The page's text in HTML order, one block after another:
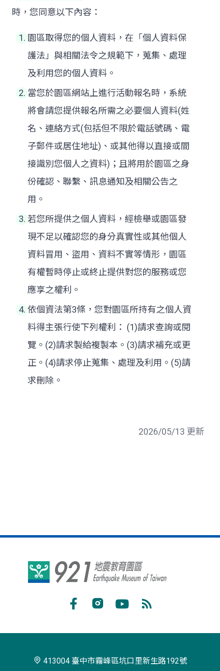
時，您同意以下內容：
園區取得您的個人資料，在「個人資料保
護法」與相關法令之規範下，蒐集、處理
及利用您的個人資料。
當您於園區網站上進行活動報名時，系統
將會請您提供報名所需之必要個人資料(姓
名、連絡方式(包括但不限於電話號碼、電
子郵件或居住地址)、或其他得以直接或間
接識別您個人之資料)；且將用於園區之身
份確認、聯繫、訊息通知及相關公告之
用。
若您所提供之個人資料，經檢舉或園區發
現不足以確認您的身分真實性或其他個人
資料冒用、盜用、資料不實等情形，園區
有權暫時停止或終止提供對您的服務或您
應享之權利。
依個資法第3條，您對園區所持有之個人資
料得主張行使下列權利： (1)請求查詢或閱
覽。(2)請求製給複製本。(3)請求補充或更
正。(4)請求停止蒐集、處理及利用。(5)請
求刪除。
2026/05/13 更新
921
園
閱
413004 臺中市霧峰區坑口里新生路192號